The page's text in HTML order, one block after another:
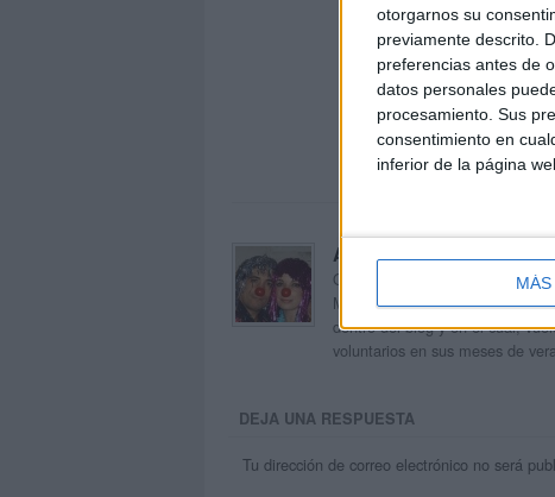
otorgarnos su
previamente descrito.
preferencias antes de
datos personales
procesamiento. Sus
consentimiento en
inferior de la página
Acerca de
Orientación Andújar no es solo
Maribel, que además de ser
dentro del blog y en el cual,
voluntarios en sus meses de
DEJA UNA RESPUESTA
Tu dirección de correo electrónico no será